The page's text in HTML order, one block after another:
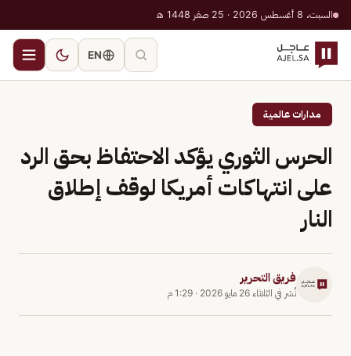
السبت، 8 أغسطس 2026 · 25 صفر 1448 هـ
EN
مدارات عالمية
الحرس الثوري يؤكد الاحتفاظ بحق الرد
على انتهاكات أمريكا لوقف إطلاق
النار
فريق التحرير
نُشر في الثلاثاء 26 مايو 2026 · 1:29 م